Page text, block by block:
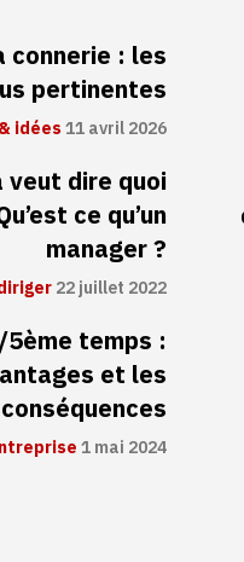
connerie : les
pertinentes
idées11 avril 2026
veut dire quoi
ce qu’un
manager ?
22 juillet 2022
temps :
et les
conséquences
1 mai 2024